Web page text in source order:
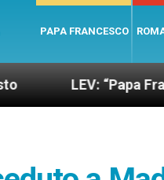
PAPA FRANCESCO
LEV: “Papa Francesco.